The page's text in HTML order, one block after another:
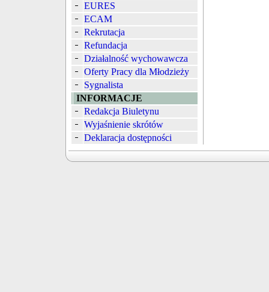
EURES
ECAM
Rekrutacja
Refundacja
Działalność wychowawcza
Oferty Pracy dla Młodzieży
Sygnalista
INFORMACJE
Redakcja Biuletynu
Wyjaśnienie skrótów
Deklaracja dostępności